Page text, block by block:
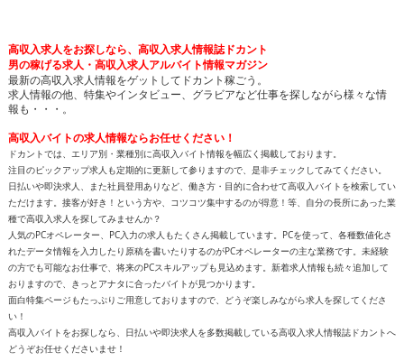
報も・・・。
高収入バイトの求人情報ならお任せください！
ドカントでは、エリア別・業種別に高収入バイト情報を幅広く掲載しております。
注目のピックアップ求人も定期的に更新して参りますので、是非チェックしてみてください。
日払いや即決求人、また社員登用ありなど、働き方・目的に合わせて高収入バイトを検索してい
ただけます。接客が好き！という方や、コツコツ集中するのが得意！等、自分の長所にあった業
種で高収入求人を探してみませんか？
人気のPCオペレーター、PC入力の求人もたくさん掲載しています。PCを使って、各種数値化さ
れたデータ情報を入力したり原稿を書いたりするのがPCオペレーターの主な業務です。未経験
の方でも可能なお仕事で、将来のPCスキルアップも見込めます。新着求人情報も続々追加して
おりますので、きっとアナタに合ったバイトが見つかります。
面白特集ページもたっぷりご用意しておりますので、どうぞ楽しみながら求人を探してくださ
い！
高収入バイトをお探しなら、日払いや即決求人を多数掲載している高収入求人情報誌ドカントへ
どうぞお任せくださいませ！
All contents copyright © 2002-2025ドカント.com. All rights
reserved. 掲載記事、写真、イラストの無断転載を禁じます。